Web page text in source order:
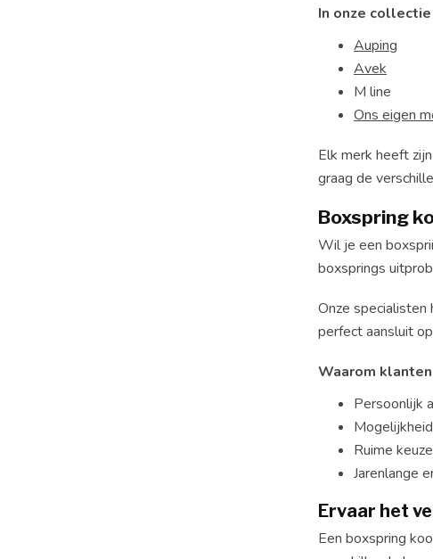
In onze
Auping
Avek
M line
Ons eigen
Elk merk heeft
graag de
Boxspring
Wil je een
boxsprings
Onze
perfect aansluit
Waarom
Persoonlijk
Ruime
Jarenlange
Ervaar het
Een boxspring